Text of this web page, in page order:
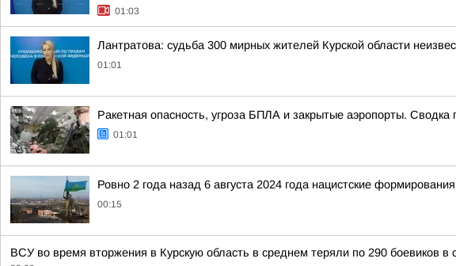
01:03
Лантратова: судьба 300 мирных жителей Курской области
01:01
Ракетная опасность, угроза БПЛА и закрытые аэропорты. Сводка
01:01
Ровно 2 года назад 6 августа 2024 года нацистские
00:15
ВСУ во время вторжения в Курскую область в среднем теряли по 290 боевиков